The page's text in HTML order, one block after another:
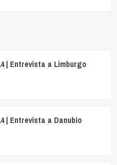
| Entrevista a Limburgo
| Entrevista a Danubio